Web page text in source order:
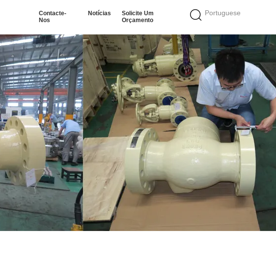
Portuguese
Contacte-
Nos
Notícias
Solicite Um
Orçamento